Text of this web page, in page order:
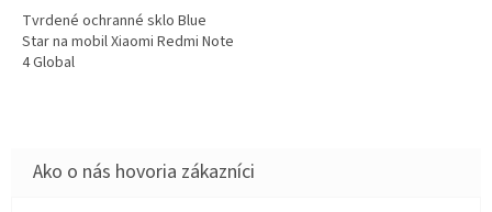
Tvrdené ochranné sklo Blue
Star na mobil Xiaomi Redmi Note
4 Global